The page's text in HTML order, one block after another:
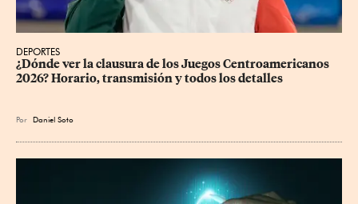
DEPORTES
¿Dónde ver la clausura de los Juegos Centroamericanos
2026? Horario, transmisión y todos los detalles
Por Daniel Soto